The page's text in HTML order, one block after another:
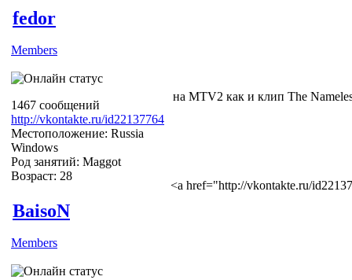
fedor
Members
1467 сообщений
http://vkontakte.ru/id22137764
Местоположение: Russia
Windows
Род занятий: Maggot
Возраст: 28
на MTV2 как и клип The
<a href="http://vkontakte.ru/
BaisoN
Members